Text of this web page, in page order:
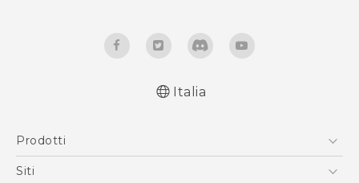
Italia
Prodotti
Smartphone
Siti